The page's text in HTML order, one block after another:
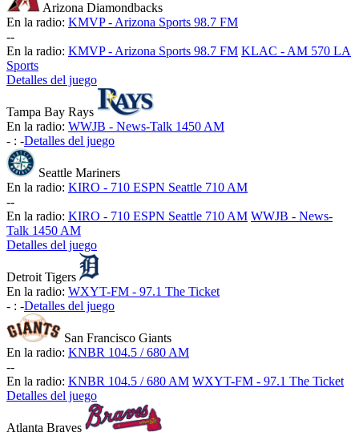
Arizona Diamondbacks
En la radio: KMVP - Arizona Sports 98.7 FM
--
En la radio: KMVP - Arizona Sports 98.7 FM KLAC - AM 570 LA
Sports
Detalles del juego
Tampa Bay Rays
En la radio: WWJB - News-Talk 1450 AM
- : -Detalles del juego
Seattle Mariners
En la radio: KIRO - 710 ESPN Seattle 710 AM
--
En la radio: KIRO - 710 ESPN Seattle 710 AM WWJB - News-
Talk 1450 AM
Detalles del juego
Detroit Tigers
En la radio: WXYT-FM - 97.1 The Ticket
- : -Detalles del juego
San Francisco Giants
En la radio: KNBR 104.5 / 680 AM
--
En la radio: KNBR 104.5 / 680 AM WXYT-FM - 97.1 The Ticket
Detalles del juego
Atlanta Braves